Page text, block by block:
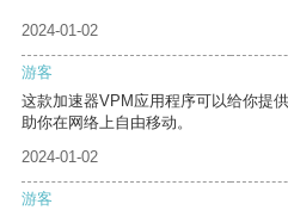
2024-01-02
游客
这款加速器VPM应用程序可以给你提
助你在网络上自由移动。
2024-01-02
游客